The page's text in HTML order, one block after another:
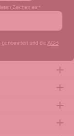
Zeichen ein*
genommen und die AGB